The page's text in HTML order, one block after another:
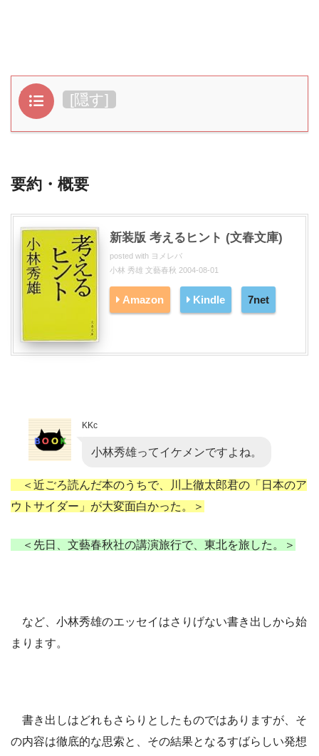
目次 [隠す]
要約・概要
新装版 考えるヒント (文春文庫)
posted with ヨメレバ
小林 秀雄 文藝春秋 2004-08-01
Amazon Kindle 7net
KKc
小林秀雄ってイケメンですよね。
＜近ごろ読んだ本のうちで、川上徹太郎君の「日本のア
ウトサイダー」が大変面白かった。＞
＜先日、文藝春秋社の講演旅行で、東北を旅した。＞
など、小林秀雄のエッセイはさりげない書き出しから始
まります。
書き出しはどれもさらりとしたものではありますが、そ
の内容は徹底的な思索と、その結果となるすばらしい発想